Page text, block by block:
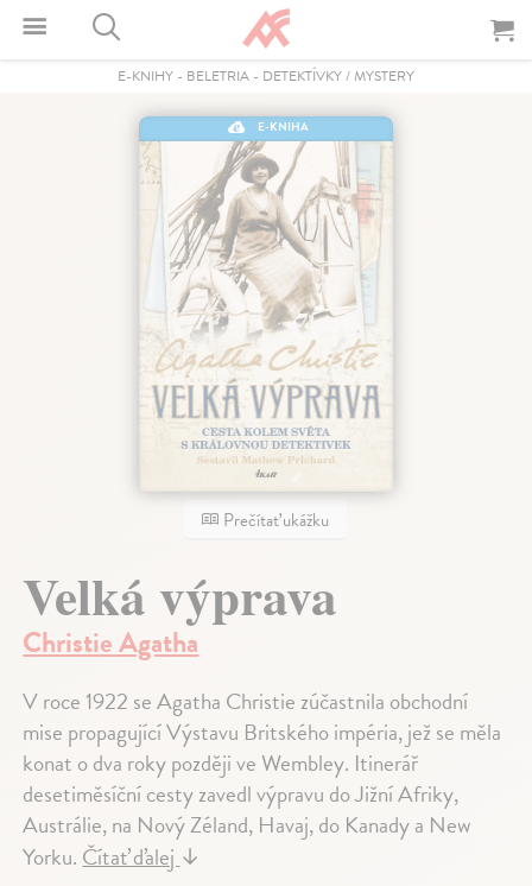
E-KNIHY - BELETRIA - DETEKTÍVKY / MYSTERY
E-KNIHA
Prečítať ukážku
Velká výprava
Christie Agatha
V roce 1922 se Agatha Christie zúčastnila obchodní
mise propagující Výstavu Britského impéria, jež se měla
konat o dva roky později ve Wembley. Itinerář
desetiměsíční cesty zavedl výpravu do Jižní Afriky,
Austrálie, na Nový Zéland, Havaj, do Kanady a New
Yorku.Čítať ďalej↓